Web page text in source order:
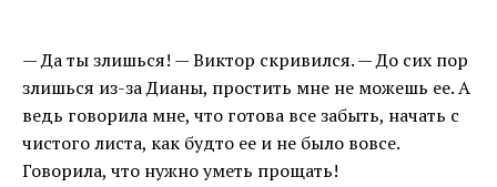
— Да ты злишься! — Виктор скривился. — До сих пор
злишься из-за Дианы, простить мне не можешь ее. А
ведь говорила мне, что готова все забыть, начать с
чистого листа, как будто ее и не было вовсе.
Говорила, что нужно уметь прощать!